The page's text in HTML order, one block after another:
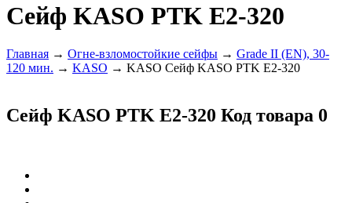
Cейф KASO PTK E2-320
Главная → Огне-взломостойкие сейфы → Grade II (EN), 30-
120 мин. → KASO → KASO Cейф KASO PTK E2-320
Cейф KASO PTK E2-320 Код товара 0